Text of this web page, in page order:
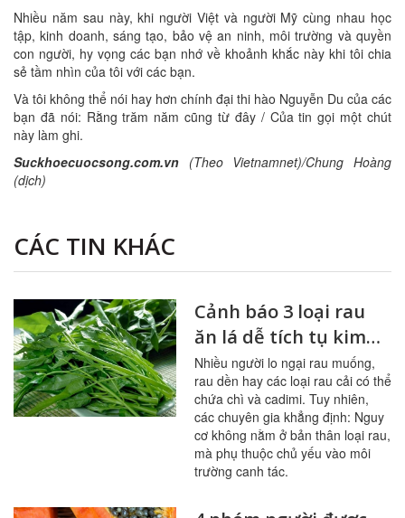
Nhiều năm sau này, khi người Việt và người Mỹ cùng nhau học
tập, kinh doanh, sáng tạo, bảo vệ an ninh, môi trường và quyền
con người, hy vọng các bạn nhớ về khoảnh khắc này khi tôi chia
sẻ tầm nhìn của tôi với các bạn.
Và tôi không thể nói hay hơn chính đại thi hào Nguyễn Du của các
bạn đã nói: Rằng trăm năm cũng từ đây / Của tin gọi một chút
này làm ghi.
Suckhoecuocsong.com.vn (Theo Vietnamnet)/Chung Hoàng
(dịch)
CÁC TIN KHÁC
Cảnh báo 3 loại rau
ăn lá dễ tích tụ kim
loại nặng
Nhiều người lo ngại rau muống,
rau dền hay các loại rau cải có thể
chứa chì và cadimi. Tuy nhiên,
các chuyên gia khẳng định: Nguy
cơ không nằm ở bản thân loại rau,
mà phụ thuộc chủ yếu vào môi
trường canh tác.